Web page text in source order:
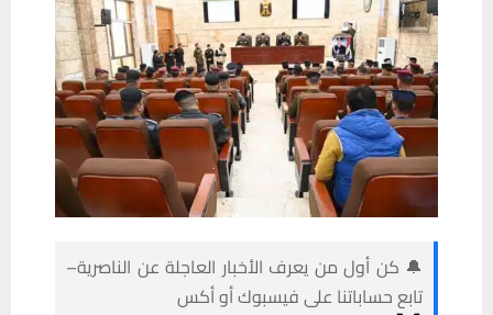
🔔 كن أول من يعرف الأخبار العاجلة عن الناصرية–
تابع حساباتنا على فيسبوك أو أكس